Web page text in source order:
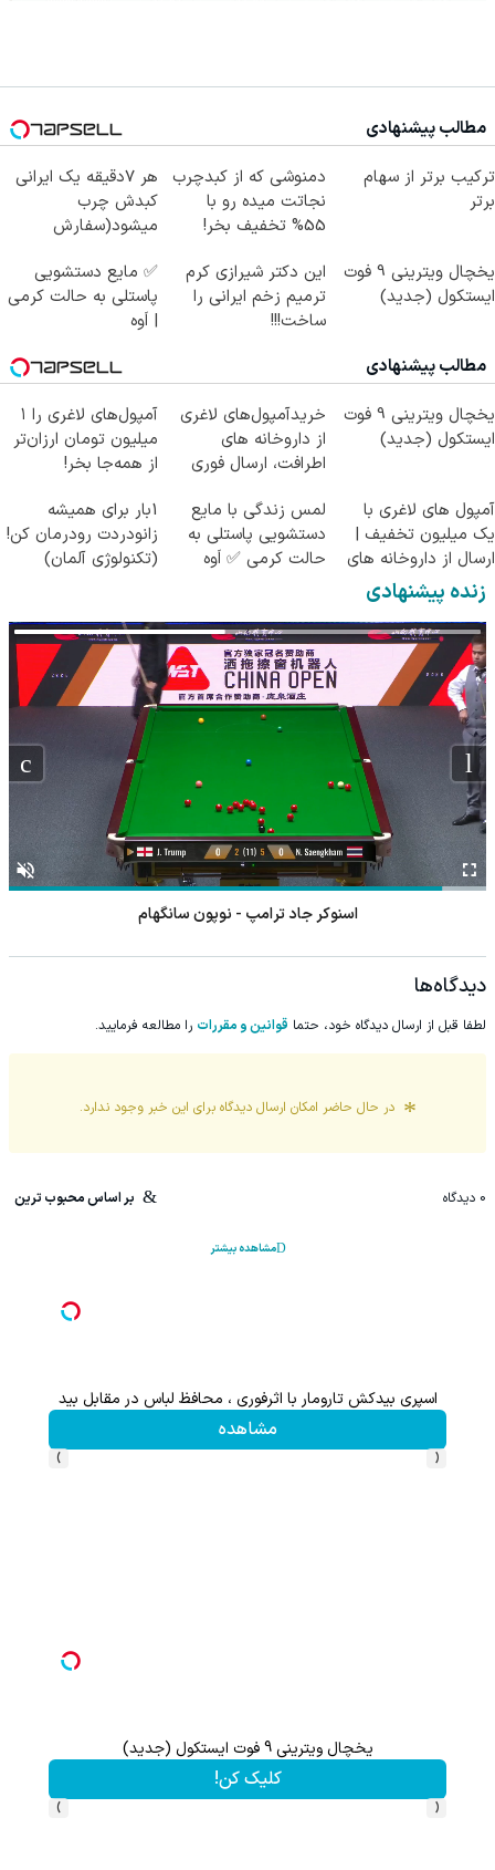
مطالب پیشنهادی
ترکیب برتر از سهام
برتر
دمنوشی که از کبدچرب
نجاتت میده رو با
55% تخفیف بخر!
هر 7دقیقه یک ایرانی
کبدش چرب
میشود(سفارش
تخفیف)
یخچال ویترینی 9 فوت
ایستکول (جدید)
این دکتر شیرازی کرم
ترمیم زخم ایرانی را
ساخت!!!
✅ مایع دستشویی
پاستلی به حالت کرمی
| اَوه
مطالب پیشنهادی
یخچال ویترینی 9 فوت
ایستکول (جدید)
خریدآمپول‌های لاغری
از داروخانه های
اطرافت، ارسال فوری
آمپول‌های لاغری را ۱
میلیون تومان ارزان‌تر
از همه‌جا بخر!
آمپول های لاغری با
یک میلیون تخفیف |
ارسال از داروخانه های
معتبر
لمس زندگی با مایع
دستشویی پاستلی به
حالت کرمی ✅ اَوه
1بار برای همیشه
زانودردت رودرمان کن!
(تکنولوژی آلمان)
زنده پیشنهادی
اسنوکر جاد ترامپ - نوپون سانگهام
دیدگاه‌ها
لطفا قبل از ارسال دیدگاه خود، حتما قوانین و مقررات را مطالعه فرمایید.
در حال حاضر امکان ارسال دیدگاه برای این خبر وجود ندارد.
0 دیدگاه بر اساس محبوب ترین
مشاهده بیشتر
بیشتر) یخچال ویترینی 9 فوت ایستکول (جدید)
کلیک کن!
‹
›
با خرید اول از گریم 200 سوت هدیه بگیر
کلیک کن!
‹
›